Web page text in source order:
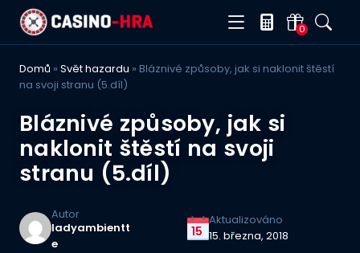
0
Domů » Svět hazardu » Bláznivé způsoby, jak si naklonit štěstí
na svoji stranu (5.díl)
Bláznivé způsoby, jak si
naklonit štěstí na svoji
stranu (5.díl)
Autor
ladyambientt
e
15
Aktualizováno
15. března, 2018